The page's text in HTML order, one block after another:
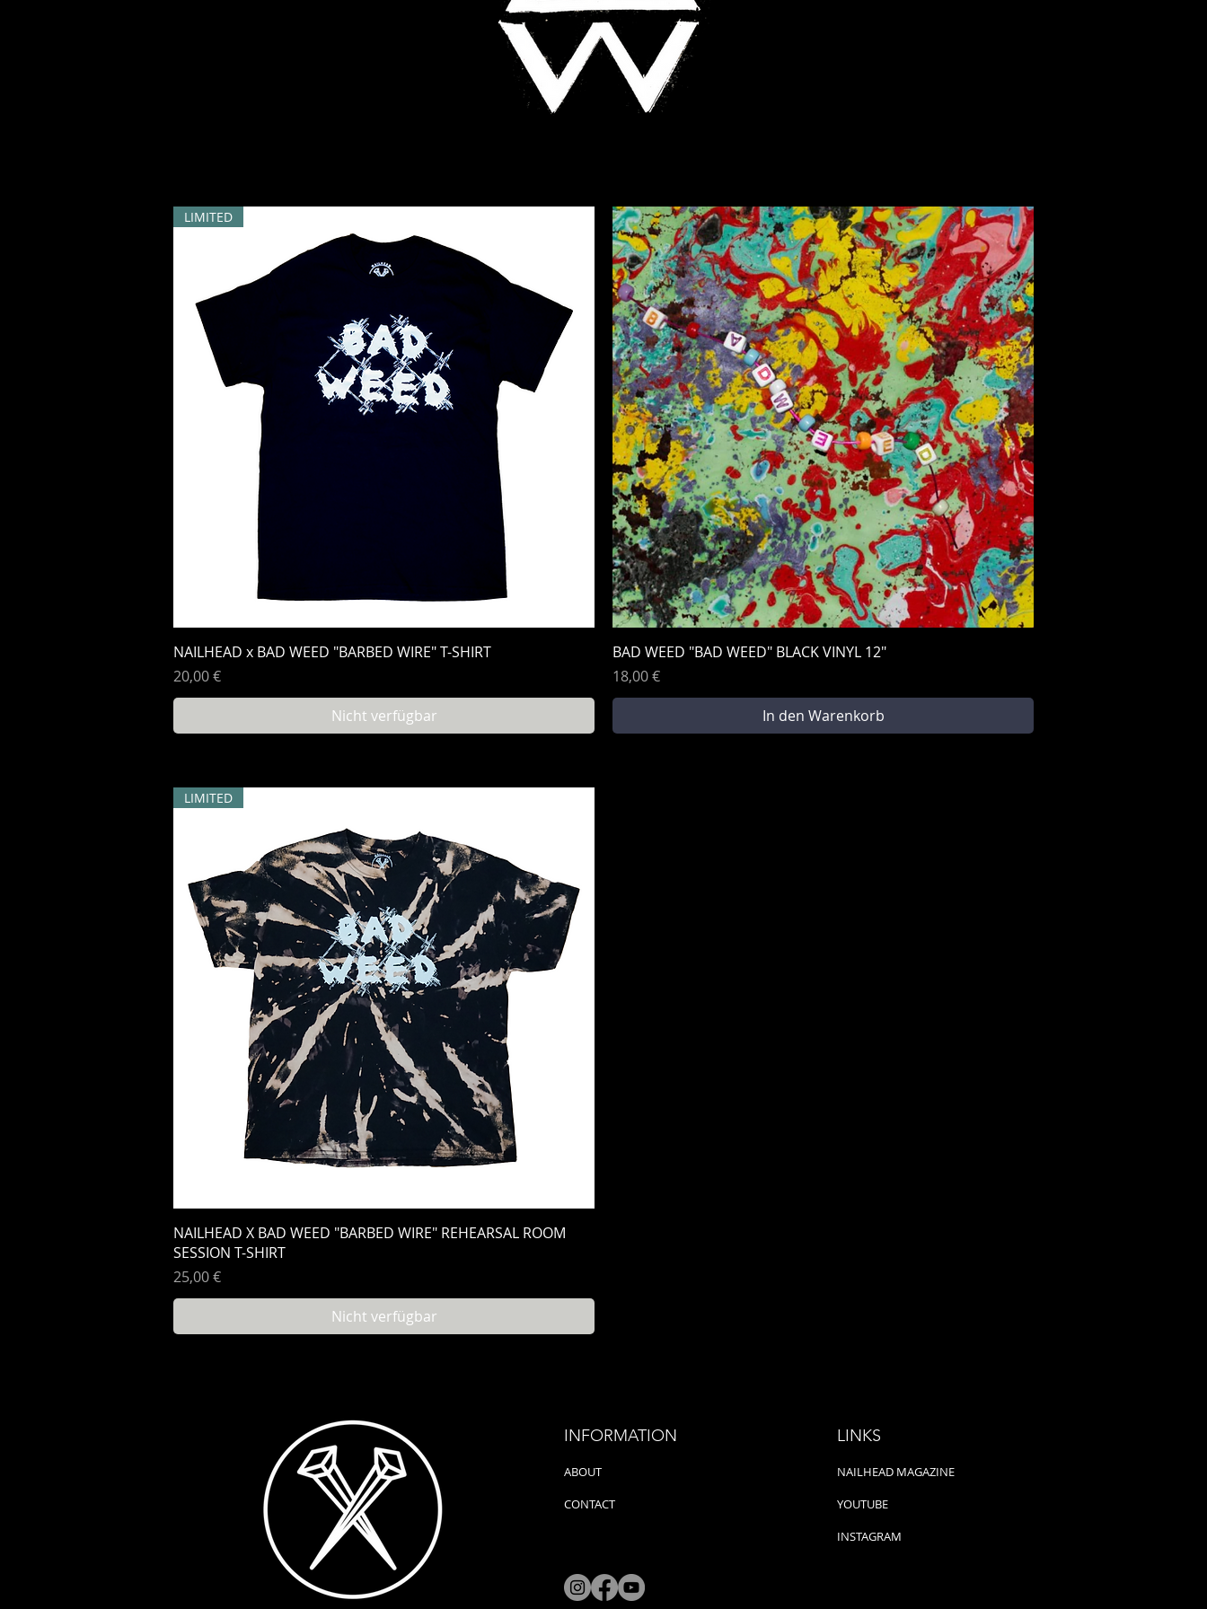
Schnellansicht
LIMITED
NAILHEAD x BAD WEED "BARBED WIRE" T-SHIRT
Preis
20,00 €
Nicht verfügbar
Schnellansicht
BAD WEED "BAD WEED" BLACK VINYL 12"
Preis
18,00 €
In den Warenkorb
Schnellansicht
LIMITED
NAILHEAD X BAD WEED "BARBED WIRE" REHEARSAL ROOM
SESSION T-SHIRT
Preis
25,00 €
Nicht verfügbar
INFORMATION
ABOUT
CONTACT
LINKS
NAILHEAD MAGAZINE
YOUTUBE
INSTAGRAM